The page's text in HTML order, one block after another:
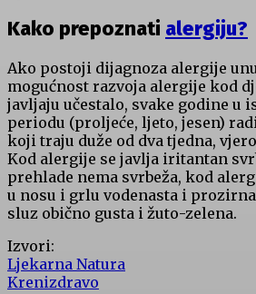
Kako prepoznati alergiju?
Ako postoji dijagnoza alergije
mogućnost razvoja alergije kod
javljaju učestalo, svake godine u
periodu (proljeće, ljeto, jesen)
koji traju duže od dva tjedna,
Kod alergije se javlja iritantan
prehlade nema svrbeža, kod
u nosu i grlu vodenasta i
sluz obično gusta i žuto-zelena.
Izvori:
Ljekarna Natura
Krenizdravo